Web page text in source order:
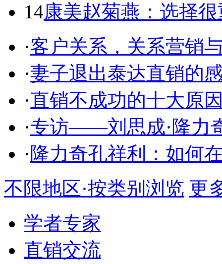
14康美赵菊燕：选择
·客户关系，关系营销
·妻子退出泰达直销的
·直销不成功的十大原
·专访——刘思成·隆力
·隆力奇孔祥利：如何
不限地区·按类别浏览 更
学者专家
直销交流